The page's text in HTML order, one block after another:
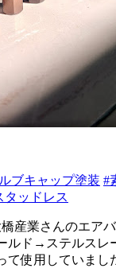
ブキャップ塗装 #
タッドレス
産業さんのエア
ルド→ステルスレ
て使用していまし